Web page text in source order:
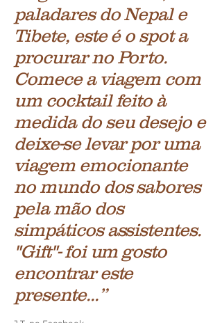
paladares do Nepal e
Tibete, este é o spot a
procurar no Porto.
Comece a viagem com
um cocktail feito à
medida do seu desejo e
deixe-se levar por uma
viagem emocionante
no mundo dos sabores
pela mão dos
simpáticos assistentes.
"Gift"- foi um gosto
encontrar este
presente...”